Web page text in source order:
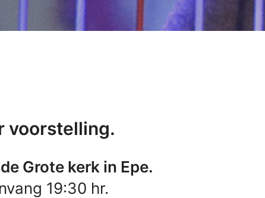
voorstelling.
de Grote kerk in Epe.
19:30 hr.